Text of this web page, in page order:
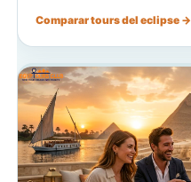
Comparar tours del eclipse →